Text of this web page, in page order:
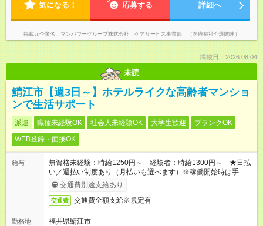
気になる！ 応募する 詳細へ
掲載元企業名 マンパワーグループ株式会社 ケアサービス事業部 （医療福祉介護関連）
掲載日：2026.08.04
未読
鯖江市【週3日～】ホテルライクな高齢者マンショ
ンで生活サポート
派遣 職種未経験OK 社会人未経験OK 大学生歓迎
ブランクOK
WEB登録・面接OK
給与
無資格未経験：時給1250円～ 経験者：時給1300円～ ★日払
い／週払い制度あり（月払いも選べます）※稼働開始時は手続き
完了次第のお支払いとなります。
交通費別途支給あり
交通費 交通費全額支給※規定有
勤務地
福井県鯖江市